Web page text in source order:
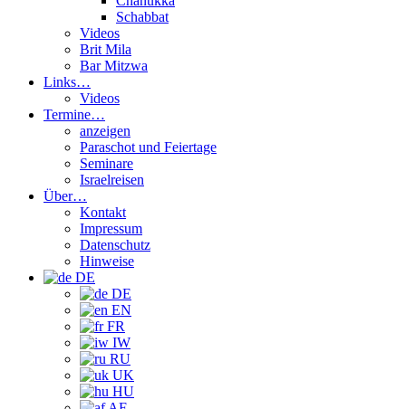
Schabbat
Videos
Brit Mila
Bar Mitzwa
Links…
Videos
Termine…
anzeigen
Paraschot und Feiertage
Seminare
Israelreisen
Über…
Kontakt
Impressum
Datenschutz
Hinweise
DE
DE
EN
FR
IW
RU
UK
HU